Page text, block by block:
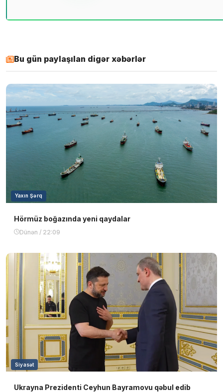
Bu gün paylaşılan digər xəbərlər
Yaxın Şərq
Hörmüz boğazında yeni qaydalar
Dünən / 22:09
Siyasət
Ukrayna Prezidenti Ceyhun Bayramovu qəbul edib